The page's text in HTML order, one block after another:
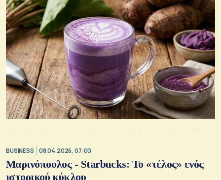
BUSINESS 08.04.2026, 07:00
Μαρινόπουλος - Starbucks: Το «τέλος» ενός
ιστορικού κύκλου